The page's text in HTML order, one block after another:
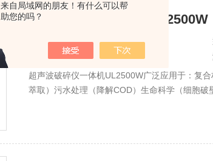
来自局域网的朋友！有什么可以帮
助您的吗？超声波破碎仪一体机UL2500W
时间：2026-08-07
厂商性质：生产厂家
超声波破碎仪一体机UL2500W广泛应用于：复
萃取）污水处理（降解COD）生命科学（细胞